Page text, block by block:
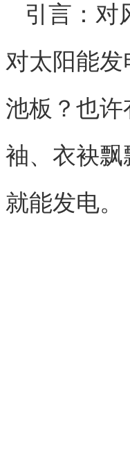
引言：对
对太阳能
池板？也
袖、衣袂
就能发电。